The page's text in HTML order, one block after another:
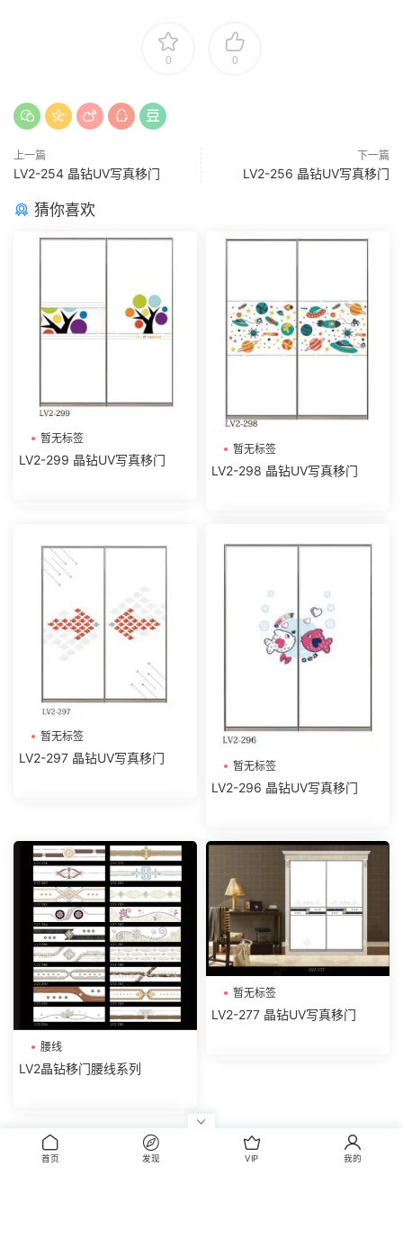
0 0
上一篇
LV2-254 晶钻UV写真移门
下一篇
LV2-256 晶钻UV写真移门
猜你喜欢
暂无标签
LV2-299 晶钻UV写真移门
暂无标签
LV2-298 晶钻UV写真移门
暂无标签
LV2-297 晶钻UV写真移门
暂无标签
LV2-296 晶钻UV写真移门
腰线
LV2晶钻移门腰线系列
暂无标签
LV2-277 晶钻UV写真移门
评论
首页 发现 VIP 我的